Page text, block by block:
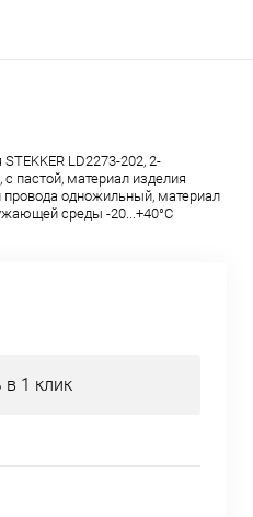
LD2273-202, 2-
пастой, материал изделия
провода одножильный, материал
среды -20...+40°C
в 1 клик